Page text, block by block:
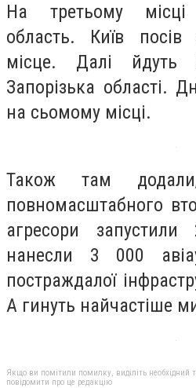
На третьому місці
область. Київ посів
місце. Далі йдуть
Запорізька області.
на сьомому місці.
Також там
повномасштабного
агресори
нанесли 3 000
постраждалої
А гинуть найчастіше
Якщо ви помітили помилку, виділіть необхідний
повідомити про це редакцію